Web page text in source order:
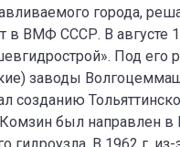
города,
в ВМФ СССР. В августе
Под его
заводы
был направлен в